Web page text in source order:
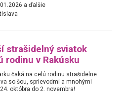
a ďalšie
strašidelný sviatok
rodinu v Rakúsku
čaká na celú rodinu strašidelne
so šou, sprievodmi a mnohými
októbra do 2. novembra!